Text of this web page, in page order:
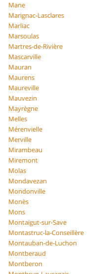
Mane
Marignac-Lasclares
Marliac
Marsoulas
Martres-de-Rivière
Mascarville
Mauran
Maurens
Maureville
Mauvezin
Mayrègne
Melles
Mérenvielle
Merville
Mirambeau
Miremont
Molas
Mondavezan
Mondonville
Monès
Mons
Montaigut-sur-Save
Montastruc-la-Conseillère
Montauban-de-Luchon
Montberaud
Montberon